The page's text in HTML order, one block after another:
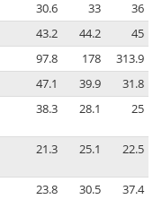
30.6 33
36
43.2 44.2
45
97.8 178
313.9
47.1 39.9
31.8
38.3 28.1 25
21.3 25.1 22.5
23.8 30.5 37.4